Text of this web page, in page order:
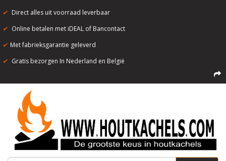
✔ Direct alles uit voorraad leverbaar
✔ Online betalen met iDEAL of Bancontact
✔ Met fabrieksgarantie geleverd
✔ Gratis bezorgen In Nederland en België